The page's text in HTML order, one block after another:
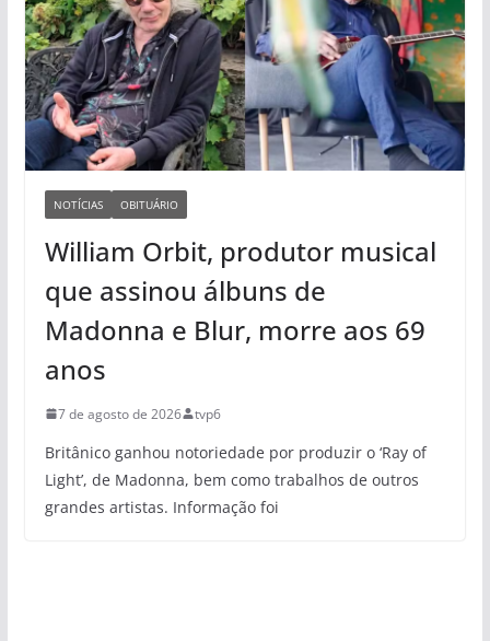
NOTÍCIAS OBITUÁRIO
William Orbit, produtor musical
que assinou álbuns de
Madonna e Blur, morre aos 69
anos
7 de agosto de 2026 tvp6
Britânico ganhou notoriedade por produzir o ‘Ray of
Light’, de Madonna, bem como trabalhos de outros
grandes artistas. Informação foi